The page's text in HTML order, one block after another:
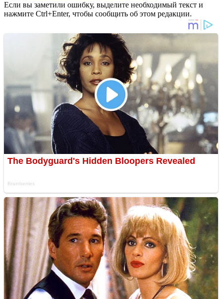
Если вы заметили ошибку, выделите необходимый текст и
нажмите Ctrl+Enter, чтобы сообщить об этом редакции.